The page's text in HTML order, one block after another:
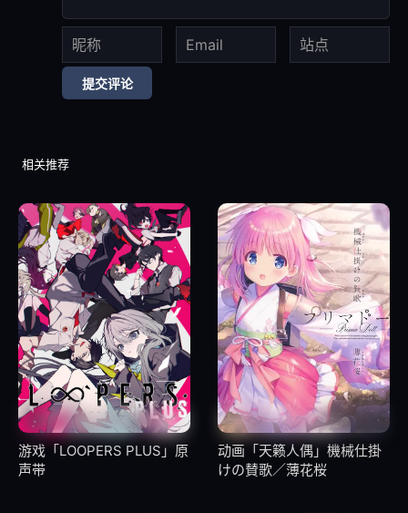
10.02.だんご大家族
10.03.時を刻む唄
15 10.06.Alicemagic ～TV animation ver.～
16 10.07.Boys be Smile
17 10.08.目覚めた朝にはきみが隣に
18 10.09.君とのなくしもの
19
提交评论
相关推荐
游戏「LOOPERS PLUS」原
声带
动画「天籁人偶」機械仕掛
けの賛歌／薄花桜